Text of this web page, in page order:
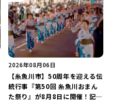
2026年08月06日
【糸魚川市】50周年を迎える伝
統行事『第50回 糸魚川おまん
た祭り』が8月8日に開催！記念